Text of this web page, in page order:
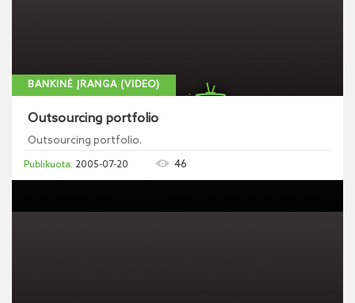
BANKINĖ ĮRANGA (VIDEO)
Outsourcing portfolio
Outsourcing portfolio.
2005-07-20 46